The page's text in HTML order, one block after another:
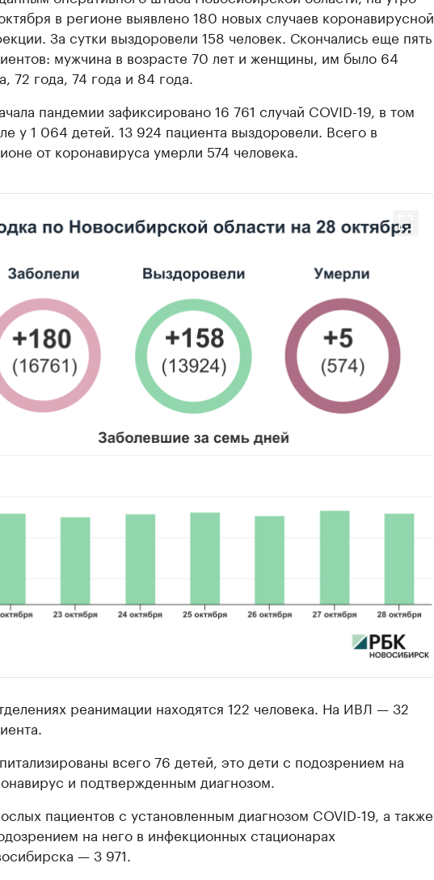
в регионе выявлено 180 новых случаев коронавирусной
За сутки выздоровели 158 человек. Скончались еще пять
мужчина в возрасте 70 лет и женщины, им было 64
72 года, 74 года и 84 года.
пандемии зафиксировано 16 761 случай COVID-19, в том
у 1 064 детей. 13 924 пациента выздоровели. Всего в
от коронавируса умерли 574 человека.
реанимации находятся 122 человека. На ИВЛ — 32
всего 76 детей, это дети с подозрением на
и подтвержденным диагнозом.
пациентов с установленным диагнозом COVID-19, а также
на него в инфекционных стационарах
— 3 971.